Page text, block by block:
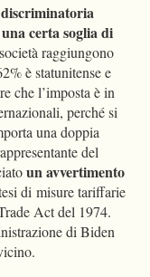
certa soglia di
raggiungono
è statunitense e
che l’imposta è in
perché si
una doppia
del
un avvertimento
di misure tariffarie
Act del 1974.
di Biden